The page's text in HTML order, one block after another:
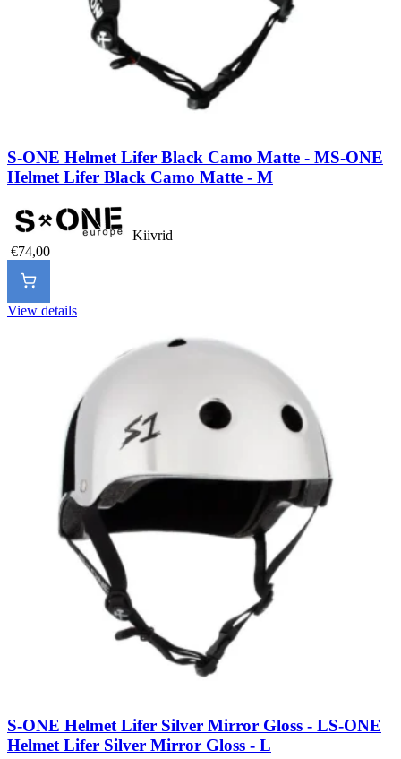
S-ONE Helmet Lifer Black Camo Matte - MS-ONE
Helmet Lifer Black Camo Matte - M
Kiivrid
€74,00
View details
S-ONE Helmet Lifer Silver Mirror Gloss - LS-ONE
Helmet Lifer Silver Mirror Gloss - L